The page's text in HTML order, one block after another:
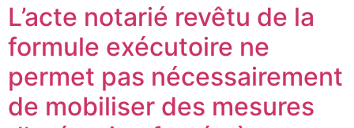
L’acte notarié revêtu de la
formule exécutoire ne
permet pas nécessairement
de mobiliser des mesures